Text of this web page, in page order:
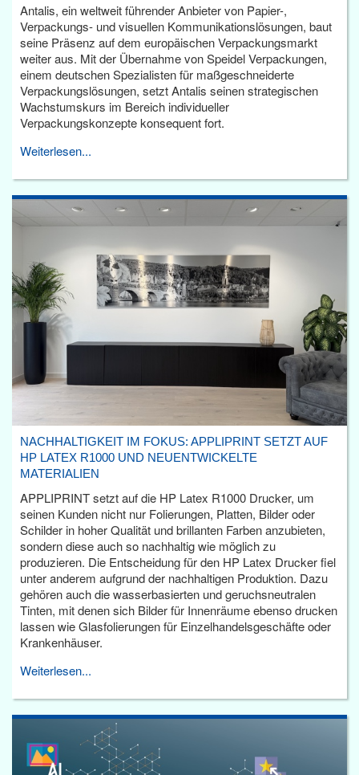
Antalis, ein weltweit führender Anbieter von Papier-,
Verpackungs- und visuellen Kommunikationslösungen, baut
seine Präsenz auf dem europäischen Verpackungsmarkt
weiter aus. Mit der Übernahme von Speidel Verpackungen,
einem deutschen Spezialisten für maßgeschneiderte
Verpackungslösungen, setzt Antalis seinen strategischen
Wachstumskurs im Bereich individueller
Verpackungskonzepte konsequent fort.
Weiterlesen...
NACHHALTIGKEIT IM FOKUS: APPLIPRINT SETZT AUF
HP LATEX R1000 UND NEUENTWICKELTE
MATERIALIEN
APPLIPRINT setzt auf die HP Latex R1000 Drucker, um
seinen Kunden nicht nur Folierungen, Platten, Bilder oder
Schilder in hoher Qualität und brillanten Farben anzubieten,
sondern diese auch so nachhaltig wie möglich zu
produzieren. Die Entscheidung für den HP Latex Drucker fiel
unter anderem aufgrund der nachhaltigen Produktion. Dazu
gehören auch die wasserbasierten und geruchsneutralen
Tinten, mit denen sich Bilder für Innenräume ebenso drucken
lassen wie Glasfolierungen für Einzelhandelsgeschäfte oder
Krankenhäuser.
Weiterlesen...